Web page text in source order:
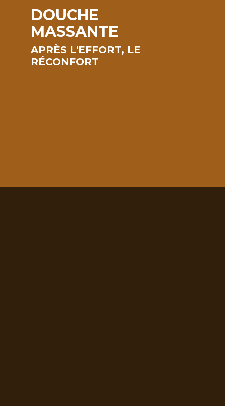
DOUCHE
MASSANTE
APRÈS L'EFFORT, LE
RÉCONFORT